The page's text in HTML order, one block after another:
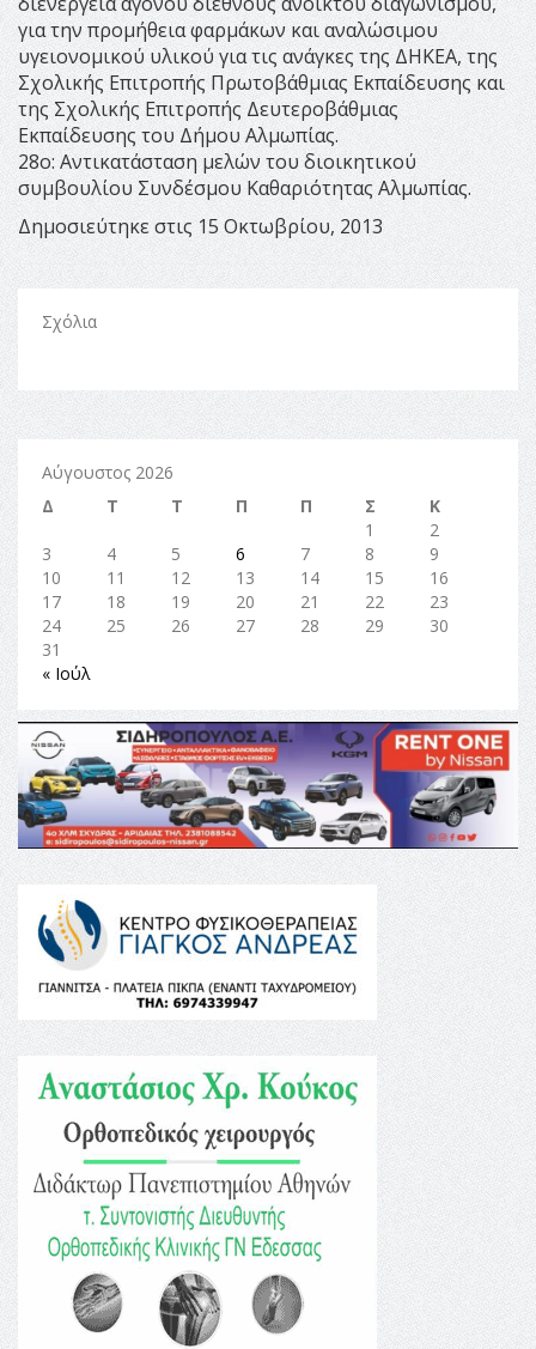
για την προμήθεια φαρμάκων και αναλώσιμου
υγειονομικού υλικού για τις ανάγκες της ΔΗΚΕΑ, της
Σχολικής Επιτροπής Πρωτοβάθμιας Εκπαίδευσης και
της Σχολικής Επιτροπής Δευτεροβάθμιας
Εκπαίδευσης του Δήμου Αλμωπίας.
28ο: Αντικατάσταση μελών του διοικητικού
συμβουλίου Συνδέσμου Καθαριότητας Αλμωπίας.
Δημοσιεύτηκε στις 15 Οκτωβρίου, 2013
Σχόλια
Αύγουστος 2026
Δ
Τ Τ Π Π Σ
Κ
1
2
3
4 5 6 7 8
9
10
11 12 13 14 15
16
17
18 19 20 21 22
23
24
25 26 27 28 29
30
31
« Ιούλ